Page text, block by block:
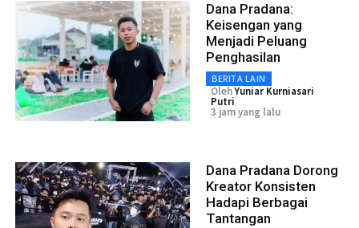
Dana Pradana:
Keisengan yang
Menjadi Peluang
Penghasilan
BERITA LAIN
OlehYuniar Kurniasari
Putri
3 jam yang lalu
Dana Pradana Dorong
Kreator Konsisten
Hadapi Berbagai
Tantangan